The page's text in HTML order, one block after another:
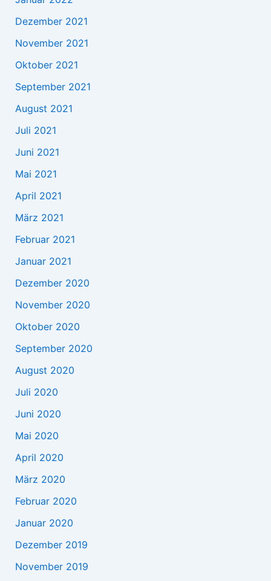
Dezember 2021
November 2021
Oktober 2021
September 2021
August 2021
Juli 2021
Juni 2021
Mai 2021
April 2021
März 2021
Februar 2021
Januar 2021
Dezember 2020
November 2020
Oktober 2020
September 2020
August 2020
Juli 2020
Juni 2020
Mai 2020
April 2020
März 2020
Februar 2020
Januar 2020
Dezember 2019
November 2019